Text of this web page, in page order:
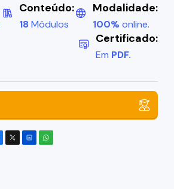
Conteúdo:
18 Módulos
Modalidade:
100%online.
Certificado:
Em PDF.